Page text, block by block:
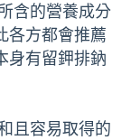
含的營養成分
各方都會推薦
身有留鉀排鈉
且容易取得的